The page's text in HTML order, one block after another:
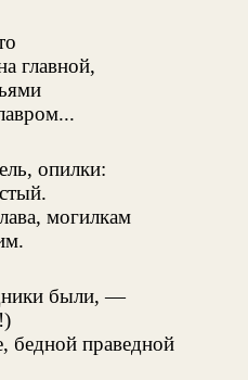
главной,
опилки:
могилкам
были, —
бедной праведной